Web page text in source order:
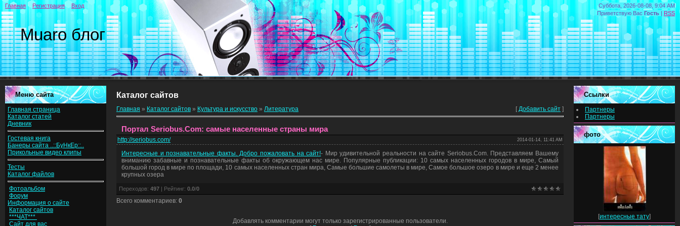
Суббота, 2026-08-08, 9:04 AM
Приветствую Вас Гость | RSS
Muaro блог
Главная Регистрация Вход
Меню сайта
Главная страница
Каталог статей
Дневник
Гостевая книга
Банеры сайта ..::БуНкЕр::..
Прикольные видео клипы
Тесты
Каталог файлов
Фотоальбом
Форум
Информация о сайте
Каталог сайтов
***ЧАТ***
Сайт для вас
Каталог сайтов
Главная » Каталог сайтов » Культура и искусство » Литература [ Добавить сайт ]
Портал Seriobus.Com: самые населенные страны мира
http://seriobus.com/ 2014-01-14, 11:41 AM
Интересные и познавательные факты. Добро пожаловать на сайт!- Мир удивительной реальности на сайте Seriobus.Com. Представляем Вашему
вниманию забавные и познавательные факты об окружающем нас мире. Популярные публикации: 10 самых населенных городов в мире, Самый
большой город в мире по площади, 10 самых населенных стран мира, Самые большие самолеты в мире, Самое большое озеро в мире и еще 2 менее
крупных озера
Переходов: 497 | Рейтинг: 0.0/0
Всего комментариев: 0
Добавлять комментарии могут только зарегистрированные пользователи.
Ссылки
Партнеры
Партнеры
фото
[интересные тату]